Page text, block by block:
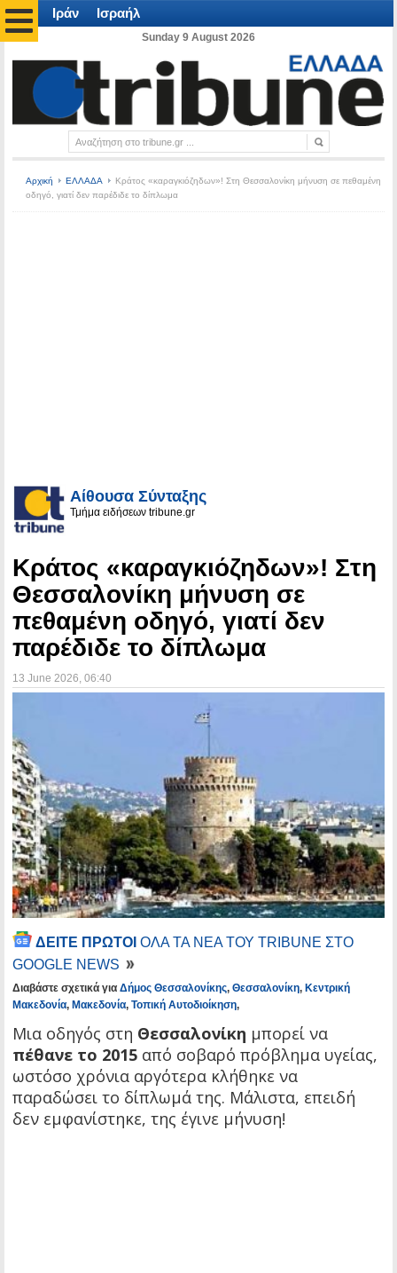
Ιράν Ισραήλ
Sunday 9 August 2026
Αρχική ΕΛΛΑΔΑ
Κράτος «καραγκιόζηδων»! Στη Θεσσαλονίκη μήνυση σε πεθαμένη
οδηγό, γιατί δεν παρέδιδε το δίπλωμα
Αίθουσα Σύνταξης
Τμήμα ειδήσεων tribune.gr
Κράτος «καραγκιόζηδων»! Στη
Θεσσαλονίκη μήνυση σε
πεθαμένη οδηγό, γιατί δεν
παρέδιδε το δίπλωμα
13 June 2026 , 06:40
ΔΕΙΤΕ ΠΡΩΤΟΙ ΟΛΑ ΤΑ ΝΕΑ ΤΟΥ TRIBUNE ΣΤΟ
GOOGLE NEWS
Διαβάστε σχετικά για Δήμος Θεσσαλονίκης, Θεσσαλονίκη, Κεντρική
Μακεδονία, Μακεδονία, Τοπική Αυτοδιοίκηση,
Μια οδηγός στη Θεσσαλονίκη μπορεί να
πέθανε το 2015 από σοβαρό πρόβλημα υγείας,
ωστόσο χρόνια αργότερα κλήθηκε να
παραδώσει το δίπλωμά της. Μάλιστα, επειδή
δεν εμφανίστηκε, της έγινε μήνυση!